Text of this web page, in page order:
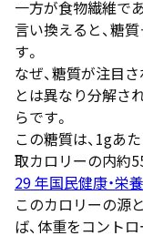
一方が食物繊維であ
言い換えると、糖
す。
なぜ、糖質が注目
とは異なり分解さ
らです。
この糖質は、1gあ
取カロリーの内約
29 年国民健康・栄
このカロリーの源
ば、体重をコント